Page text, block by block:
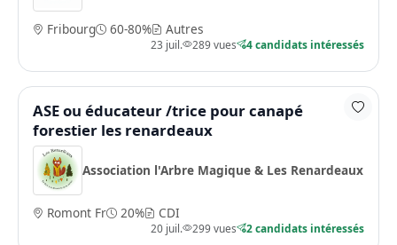
Fribourg 60-80% Autres
23 juil. 289 vues 4 candidats intéressés
ASE ou éducateur /trice pour canapé
forestier les renardeaux
Association l'Arbre Magique & Les Renardeaux
Romont Fr 20% CDI
20 juil. 299 vues 2 candidats intéressés